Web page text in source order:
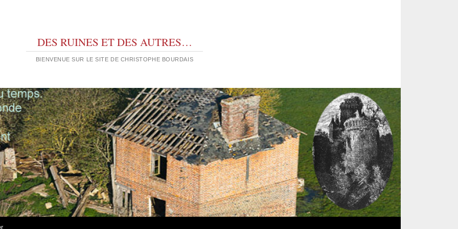
DES RUINES ET DES AUTRES…
BIENVENUE SUR LE SITE DE CHRISTOPHE BOURDAIS